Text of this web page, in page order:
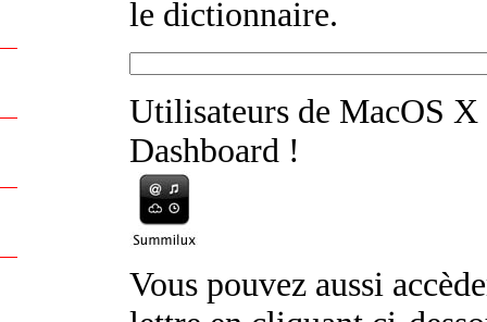
le dictionnaire.
Utilisateurs de MacOS X
Dashboard !
Vous pouvez aussi